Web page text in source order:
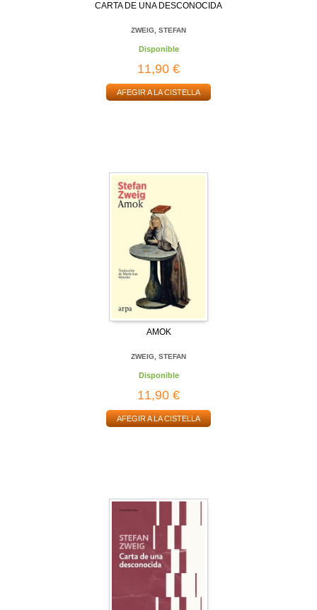
CARTA DE UNA DESCONOCIDA
ZWEIG, STEFAN
Disponible
11,90 €
AFEGIR A LA CISTELLA
AMOK
ZWEIG, STEFAN
Disponible
11,90 €
AFEGIR A LA CISTELLA